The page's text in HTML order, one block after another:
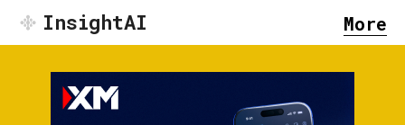
InsightAI More